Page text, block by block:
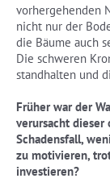
vorhergehenden
nicht nur der
die Bäume auch
Die schweren
standhalten und
Früher war der
verursacht
Schadensfall,
zu motivieren,
investieren?